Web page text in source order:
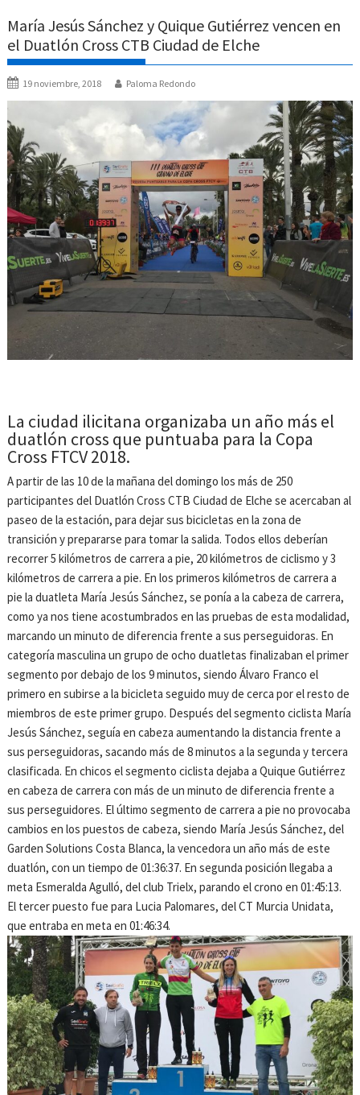
María Jesús Sánchez y Quique Gutiérrez vencen en
el Duatlón Cross CTB Ciudad de Elche
19 noviembre, 2018 Paloma Redondo
La ciudad ilicitana organizaba un año más el
duatlón cross que puntuaba para la Copa
Cross FTCV 2018.
A partir de las 10 de la mañana del domingo los más de 250
participantes del Duatlón Cross CTB Ciudad de Elche se acercaban al
paseo de la estación, para dejar sus bicicletas en la zona de
transición y prepararse para tomar la salida. Todos ellos deberían
recorrer 5 kilómetros de carrera a pie, 20 kilómetros de ciclismo y 3
kilómetros de carrera a pie. En los primeros kilómetros de carrera a
pie la duatleta María Jesús Sánchez, se ponía a la cabeza de carrera,
como ya nos tiene acostumbrados en las pruebas de esta modalidad,
marcando un minuto de diferencia frente a sus perseguidoras. En
categoría masculina un grupo de ocho duatletas finalizaban el primer
segmento por debajo de los 9 minutos, siendo Álvaro Franco el
primero en subirse a la bicicleta seguido muy de cerca por el resto de
miembros de este primer grupo. Después del segmento ciclista María
Jesús Sánchez, seguía en cabeza aumentando la distancia frente a
sus perseguidoras, sacando más de 8 minutos a la segunda y tercera
clasificada. En chicos el segmento ciclista dejaba a Quique Gutiérrez
en cabeza de carrera con más de un minuto de diferencia frente a
sus perseguidores. El último segmento de carrera a pie no provocaba
cambios en los puestos de cabeza, siendo María Jesús Sánchez, del
Garden Solutions Costa Blanca, la vencedora un año más de este
duatlón, con un tiempo de 01:36:37. En segunda posición llegaba a
meta Esmeralda Agulló, del club Trielx, parando el crono en 01:45:13.
El tercer puesto fue para Lucia Palomares, del CT Murcia Unidata,
que entraba en meta en 01:46:34.